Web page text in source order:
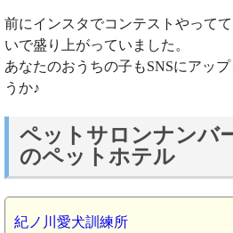
前にインスタでコンテストやって
いで盛り上がっていました。
あなたのおうちの子もSNSにアッ
うか♪
ペットサロンナンバ
のペットホテル
紀ノ川愛犬訓練所